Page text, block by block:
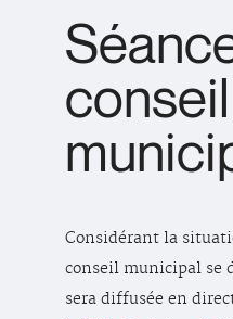
conseil
Considérant la
conseil municipal se
sera diffusée en